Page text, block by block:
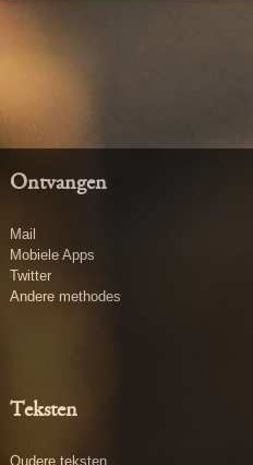
Ontvangen
Mail
Mobiele Apps
Twitter
Andere methodes
Teksten
Oudere teksten